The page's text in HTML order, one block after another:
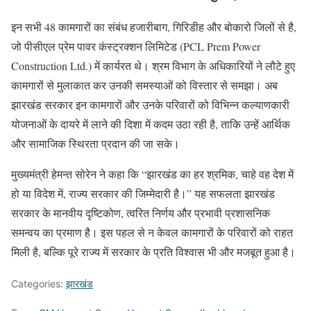
इन सभी 48 कामगारों का संबंध हजारीबाग, गिरिडीह और बोकारो जिलों से है,
जो पीसीएल प्रेम पावर कंस्ट्रक्शन लिमिटेड (PCL Prem Power
Construction Ltd.) में कार्यरत थे। श्रम विभाग के अधिकारियों ने लौटे हुए
कामगारों से मुलाकात कर उनकी समस्याओं को विस्तार से समझा। अब
झारखंड सरकार इन कामगारों और उनके परिवारों को विभिन्न कल्याणकारी
योजनाओं के दायरे में लाने की दिशा में कदम उठा रही है, ताकि उन्हें आर्थिक
और सामाजिक स्थिरता प्रदान की जा सके।
मुख्यमंत्री हेमन्त सोरेन ने कहा कि “झारखंड का हर श्रमिक, चाहे वह देश में
हो या विदेश में, राज्य सरकार की जिम्मेदारी है।” यह सफलता झारखंड
सरकार के मानवीय दृष्टिकोण, त्वरित निर्णय और प्रभावी प्रशासनिक
समन्वय का प्रमाण है। इस पहल से न केवल कामगारों के परिवारों को राहत
मिली है, बल्कि पूरे राज्य में सरकार के प्रति विश्वास भी और मजबूत हुआ है।
Categories: झारखंड